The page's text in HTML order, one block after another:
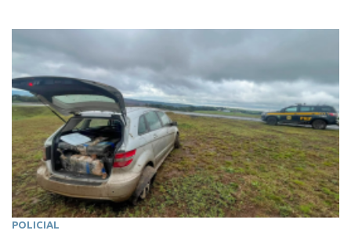
POLICIAL